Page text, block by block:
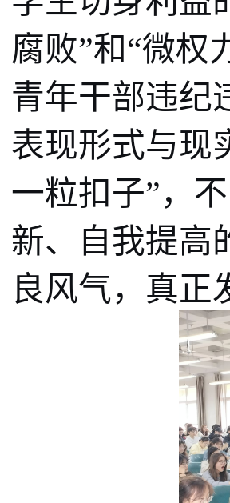
腐败”和“微权
青年干部违纪
表现形式与现
一粒扣子”，
新、自我提高
良风气，真正